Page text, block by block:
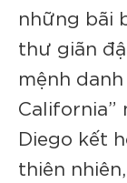
những bãi
thư giãn
mệnh
California”
Diego kết
thiên